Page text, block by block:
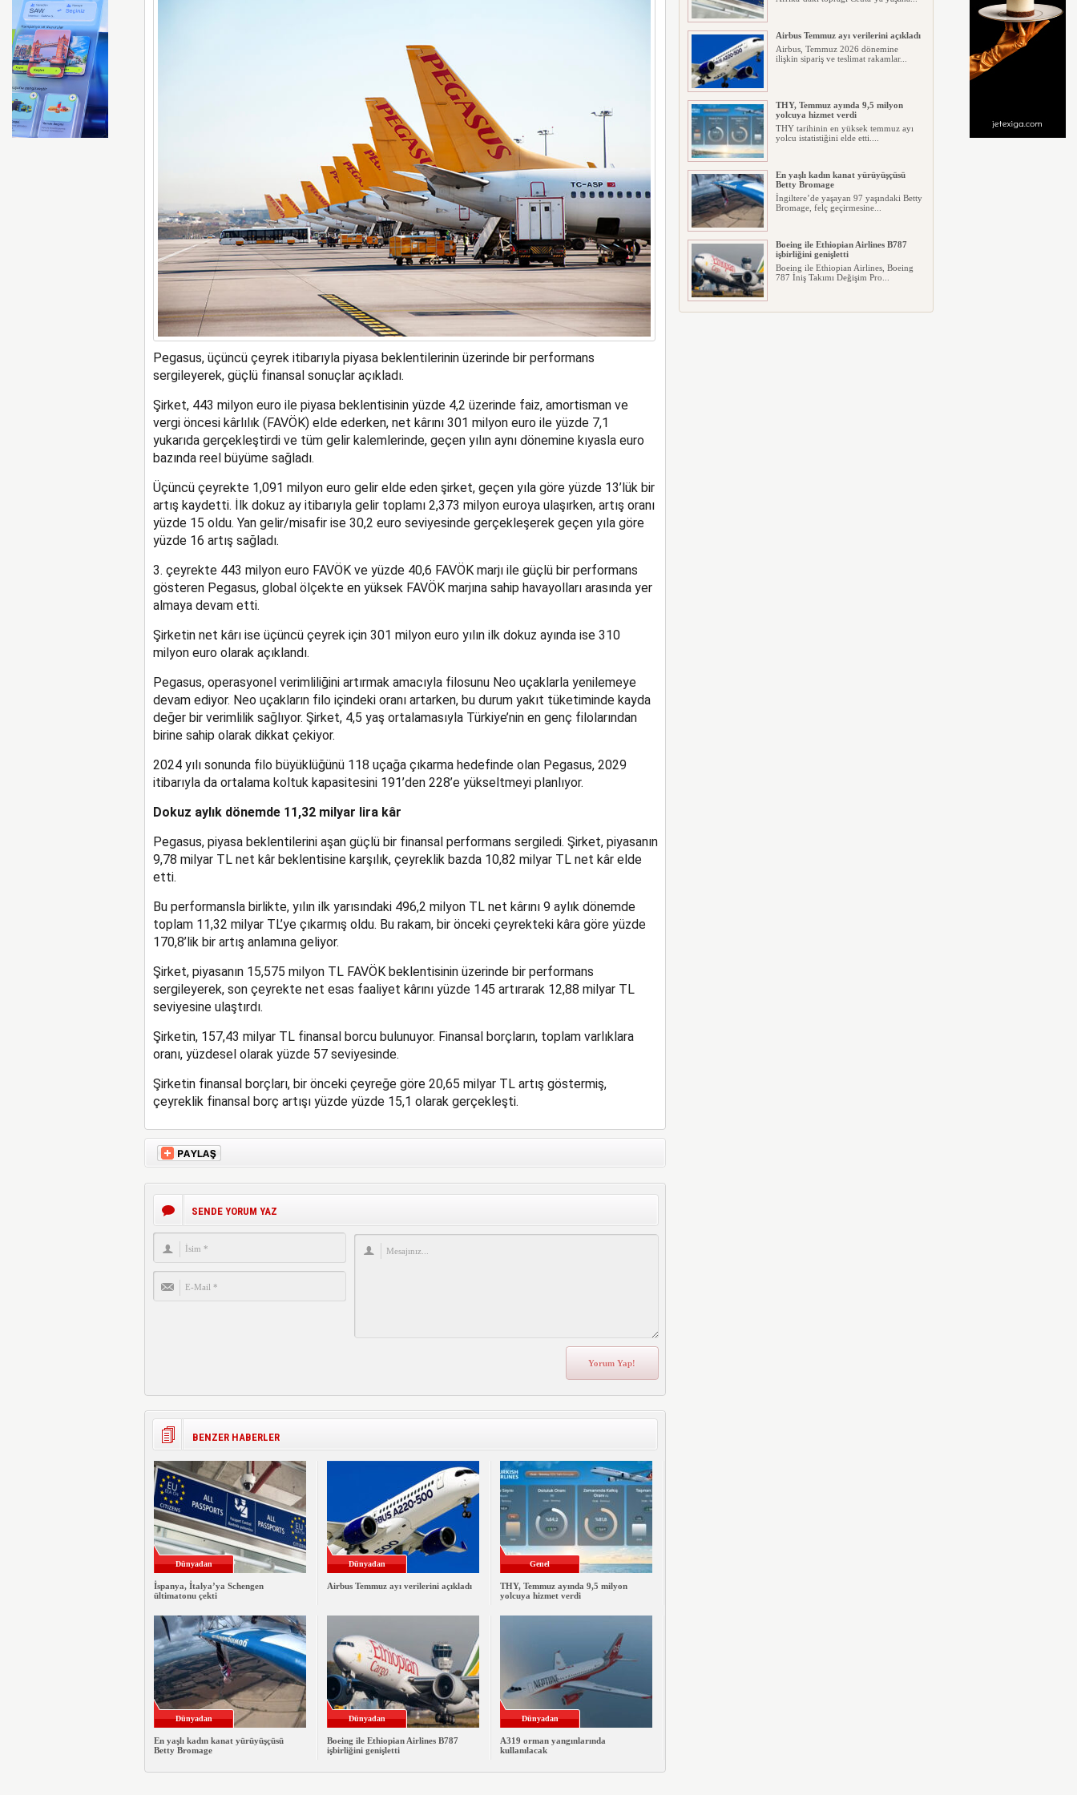
Pegasus, üçüncü çeyrek itibarıyla piyasa beklentilerinin üzerinde bir performans
sergileyerek, güçlü finansal sonuçlar açıkladı.
Şirket, 443 milyon euro ile piyasa beklentisinin yüzde 4,2 üzerinde faiz, amortisman ve
vergi öncesi kârlılık (FAVÖK) elde ederken, net kârını 301 milyon euro ile yüzde 7,1
yukarıda gerçekleştirdi ve tüm gelir kalemlerinde, geçen yılın aynı dönemine kıyasla euro
bazında reel büyüme sağladı.
Üçüncü çeyrekte 1,091 milyon euro gelir elde eden şirket, geçen yıla göre yüzde 13’lük bir
artış kaydetti. İlk dokuz ay itibarıyla gelir toplamı 2,373 milyon euroya ulaşırken, artış oranı
yüzde 15 oldu. Yan gelir/misafir ise 30,2 euro seviyesinde gerçekleşerek geçen yıla göre
yüzde 16 artış sağladı.
3. çeyrekte 443 milyon euro FAVÖK ve yüzde 40,6 FAVÖK marjı ile güçlü bir performans
gösteren Pegasus, global ölçekte en yüksek FAVÖK marjına sahip havayolları arasında yer
almaya devam etti.
Şirketin net kârı ise üçüncü çeyrek için 301 milyon euro yılın ilk dokuz ayında ise 310
milyon euro olarak açıklandı.
Pegasus, operasyonel verimliliğini artırmak amacıyla filosunu Neo uçaklarla yenilemeye
devam ediyor. Neo uçakların filo içindeki oranı artarken, bu durum yakıt tüketiminde kayda
değer bir verimlilik sağlıyor. Şirket, 4,5 yaş ortalamasıyla Türkiye’nin en genç filolarından
birine sahip olarak dikkat çekiyor.
2024 yılı sonunda filo büyüklüğünü 118 uçağa çıkarma hedefinde olan Pegasus, 2029
itibarıyla da ortalama koltuk kapasitesini 191’den 228’e yükseltmeyi planlıyor.
Dokuz aylık dönemde 11,32 milyar lira kâr
Pegasus, piyasa beklentilerini aşan güçlü bir finansal performans sergiledi. Şirket, piyasanın
9,78 milyar TL net kâr beklentisine karşılık, çeyreklik bazda 10,82 milyar TL net kâr elde
etti.
Bu performansla birlikte, yılın ilk yarısındaki 496,2 milyon TL net kârını 9 aylık dönemde
toplam 11,32 milyar TL’ye çıkarmış oldu. Bu rakam, bir önceki çeyrekteki kâra göre yüzde
170,8’lik bir artış anlamına geliyor.
Şirket, piyasanın 15,575 milyon TL FAVÖK beklentisinin üzerinde bir performans
sergileyerek, son çeyrekte net esas faaliyet kârını yüzde 145 artırarak 12,88 milyar TL
seviyesine ulaştırdı.
Şirketin, 157,43 milyar TL finansal borcu bulunuyor. Finansal borçların, toplam varlıklara
oranı, yüzdesel olarak yüzde 57 seviyesinde.
Şirketin finansal borçları, bir önceki çeyreğe göre 20,65 milyar TL artış göstermiş,
çeyreklik finansal borç artışı yüzde yüzde 15,1 olarak gerçekleşti.
SENDE YORUM YAZ
BENZER HABERLER
Dünyadan
İspanya, İtalya’ya Schengen
ültimatonu çekti
Dünyadan
Airbus Temmuz ayı verilerini açıkladı
Genel
THY, Temmuz ayında 9,5 milyon
yolcuya hizmet verdi
Dünyadan
En yaşlı kadın kanat yürüyüşçüsü
Betty Bromage
Dünyadan
Boeing ile Ethiopian Airlines B787
işbirliğini genişletti
Dünyadan
A319 orman yangınlarında
kullanılacak
Airbus Temmuz ayı verilerini açıkladı
Airbus, Temmuz 2026 dönemine
ilişkin sipariş ve teslimat rakamlar...
THY, Temmuz ayında 9,5 milyon
yolcuya hizmet verdi
THY tarihinin en yüksek temmuz ayı
yolcu istatistiğini elde etti....
En yaşlı kadın kanat yürüyüşçüsü
Betty Bromage
İngiltere’de yaşayan 97 yaşındaki Betty
Bromage, felç geçirmesine...
Boeing ile Ethiopian Airlines B787
işbirliğini genişletti
Boeing ile Ethiopian Airlines, Boeing
787 İniş Takımı Değişim Pro...
A319 orman yangınlarında